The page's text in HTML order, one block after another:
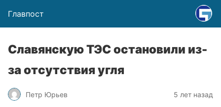
Главпост
Славянскую ТЭС остановили из-
за отсутствия угля
Петр Юрьев 5 лет назад